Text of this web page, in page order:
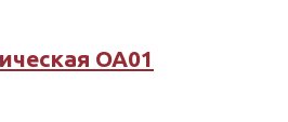
ОА01